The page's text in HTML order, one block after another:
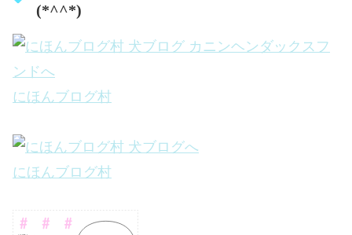
(*^^*)
にほんブログ村
にほんブログ村